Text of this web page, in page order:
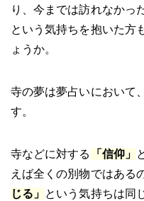
り、今までは訪れなかっ
という気持ちを抱いた方
ょうか。
寺の夢は夢占いにおいて
す。
寺などに対する 「信仰」
えば全くの別物ではある
じる」 という気持ちは同